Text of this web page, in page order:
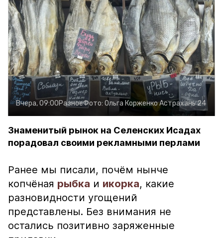
Вчера, 09:00РазноеФото: Ольга КорженкоАстрахань 24
Знаменитый рынок на Селенских Исадах
порадовал своими рекламными перлами
Ранее мы писали, почём нынче
копчёная рыбка и икорка, какие
разновидности угощений
представлены. Без внимания не
остались позитивно заряженные